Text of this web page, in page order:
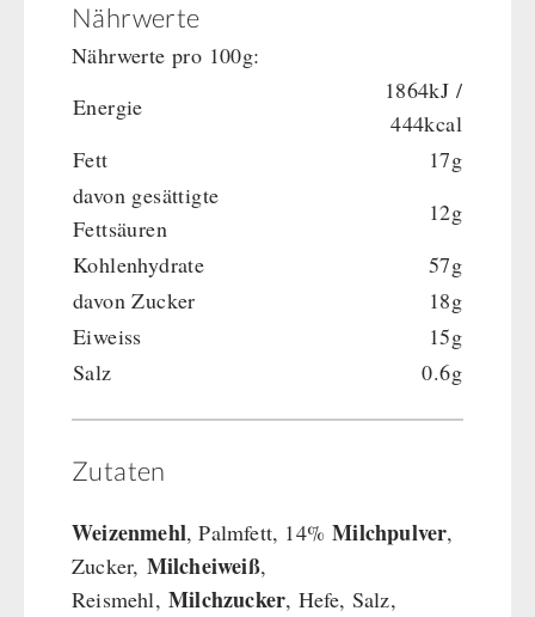
Nährwerte
Nährwerte pro 100g:
Energie
1864kJ /
444kcal
Fett
17g
davon gesättigte
Fettsäuren
12g
Kohlenhydrate
57g
davon Zucker
18g
Eiweiss
15g
Salz
0.6g
Zutaten
Weizenmehl, Palmfett, 14%Milchpulver,
Zucker, Milcheiweiß,
Reismehl, Milchzucker, Hefe, Salz,